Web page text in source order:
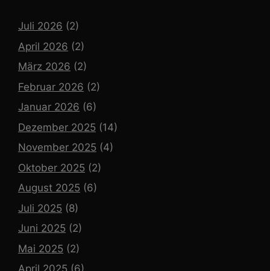
Juli 2026 (2)
April 2026 (2)
März 2026 (2)
Februar 2026 (2)
Januar 2026 (6)
Dezember 2025 (14)
November 2025 (4)
Oktober 2025 (2)
August 2025 (6)
Juli 2025 (8)
Juni 2025 (2)
Mai 2025 (2)